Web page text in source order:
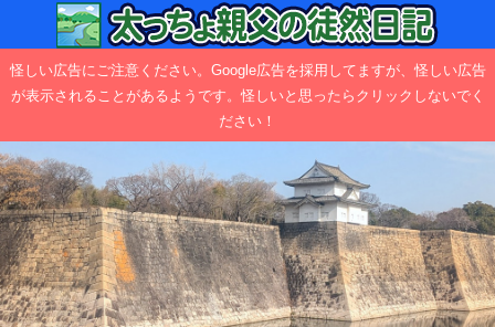
怪しい広告にご注意ください。Google広告を採用してますが、怪しい広告
が表示されることがあるようです。怪しいと思ったらクリックしないでく
ださい！